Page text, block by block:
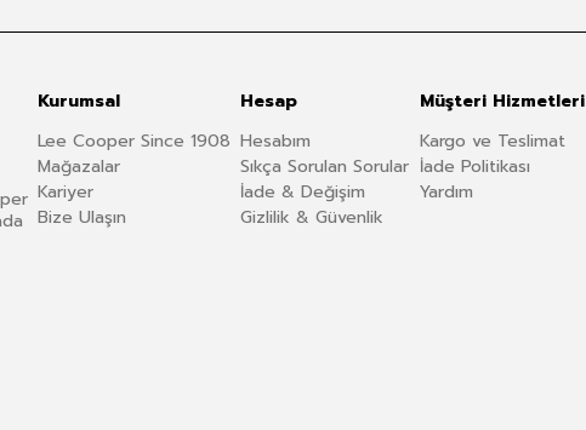
Kurumsal
Lee Cooper Since 1908
Mağazalar
Kariyer
Bize Ulaşın
Hesap
Hesabım
Sıkça Sorulan Sorular
İade & Değişim
Gizlilik & Güvenlik
Müşteri Hizmetleri
Kargo ve Teslimat
İade Politikası
Yardım